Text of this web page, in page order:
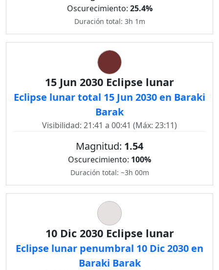
Oscurecimiento: 25.4%
Duración total: 3h 1m
15 Jun 2030 Eclipse lunar
Eclipse lunar total 15 Jun 2030 en Baraki
Barak
Visibilidad: 21:41 a 00:41 (Máx: 23:11)
Magnitud: 1.54
Oscurecimiento: 100%
Duración total: ~3h 00m
10 Dic 2030 Eclipse lunar
Eclipse lunar penumbral 10 Dic 2030 en
Baraki Barak